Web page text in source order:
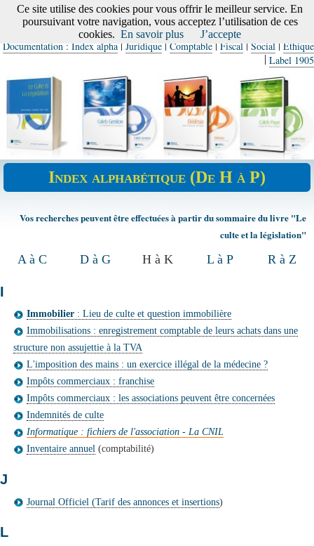
Accueil ACTES 6
Documentation : Index alpha | Juridique | Comptable | Fiscal | Social | Ethique
| Label 1905
Index alphabétique (De H à P)
Vos recherches peuvent être effectuées à partir du sommaire du livre "Le
culte et la législation"
A à C D à G H à K L à P R à Z
I
Immobilier: Lieu de culte et question immobilière
Immobilisations : enregistrement comptable de leurs achats dans une
structure non assujettie à la TVA
L'imposition des mains : un exercice illégal de la médecine ?
Impôts commerciaux : franchise
Impôts commerciaux : les associations peuvent être concernées
Indemnités de culte
Informatique : fichiers de l'association - La CNIL
Inventaire annuel(comptabilité)
J
Journal Officiel (Tarif des annonces et insertions)
L
Ce site utilise des cookies pour vous offrir le meilleur service. En
poursuivant votre navigation, vous acceptez l’utilisation de ces
cookies. En savoir plus J’accepte